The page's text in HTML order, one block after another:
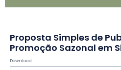
Proposta Simples de
Promoção Sazonal em
Download